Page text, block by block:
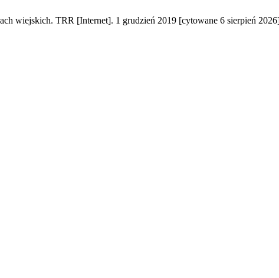
wiejskich. TRR [Internet]. 1 grudzień 2019 [cytowane 6 sierpień